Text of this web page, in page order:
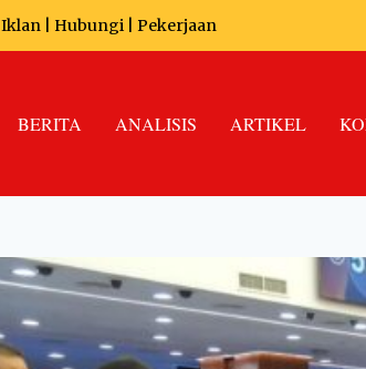
Iklan Hubungi Pekerjaan
BERITA ANALISIS ARTIKEL